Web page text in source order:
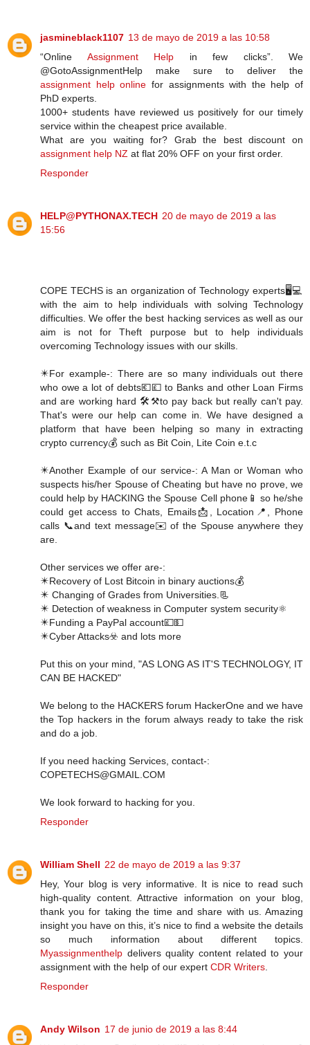
jasmineblack1107 13 de mayo de 2019 a las 10:58
“Online Assignment Help in few clicks”. We
@GotoAssignmentHelp make sure to deliver the
assignment help online for assignments with the help of
PhD experts.
1000+ students have reviewed us positively for our timely
service within the cheapest price available.
What are you waiting for? Grab the best discount on
assignment help NZ at flat 20% OFF on your first order.
Responder
HELP@PYTHONAX.TECH 20 de mayo de 2019 a las
15:56
COPE TECHS is an organization of Technology experts🖥️💻
with the aim to help individuals with solving Technology
difficulties. We offer the best hacking services as well as our
aim is not for Theft purpose but to help individuals
overcoming Technology issues with our skills.
✴️For example-: There are so many individuals out there
who owe a lot of debts💶💷 to Banks and other Loan Firms
and are working hard 🛠️⚒️to pay back but really can't pay.
That's were our help can come in. We have designed a
platform that have been helping so many in extracting
crypto currency💰 such as Bit Coin, Lite Coin e.t.c
✴️Another Example of our service-: A Man or Woman who
suspects his/her Spouse of Cheating but have no prove, we
could help by HACKING the Spouse Cell phone📱 so he/she
could get access to Chats, Emails📩, Location📍, Phone
calls 📞and text message✉️ of the Spouse anywhere they
are.
Other services we offer are-:
✴️Recovery of Lost Bitcoin in binary auctions💰
✴️ Changing of Grades from Universities.📃
✴️ Detection of weakness in Computer system security⚛️
✴️Funding a PayPal account💷💵
✴️Cyber Attacks☣️ and lots more
Put this on your mind, "AS LONG AS IT'S TECHNOLOGY, IT
CAN BE HACKED"
We belong to the HACKERS forum HackerOne and we have
the Top hackers in the forum always ready to take the risk
and do a job.
If you need hacking Services, contact-:
COPETECHS@GMAIL.COM
We look forward to hacking for you.
Responder
William Shell 22 de mayo de 2019 a las 9:37
Hey, Your blog is very informative. It is nice to read such
high-quality content. Attractive information on your blog,
thank you for taking the time and share with us. Amazing
insight you have on this, it’s nice to find a website the details
so much information about different topics.
Myassignmenthelp delivers quality content related to your
assignment with the help of our expert CDR Writers.
Responder
Andy Wilson 17 de junio de 2019 a las 8:44